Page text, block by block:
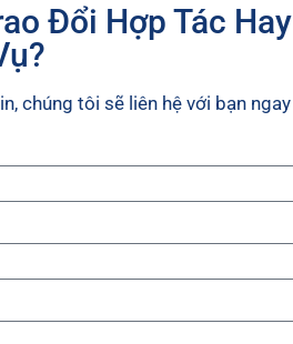
Đổi Hợp Tác Hay
chúng tôi sẽ liên hệ với bạn ngay